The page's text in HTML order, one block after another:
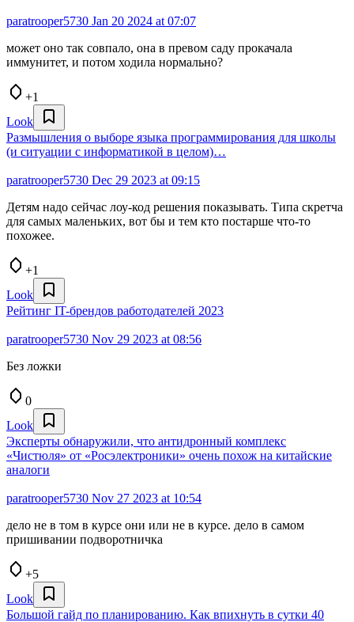
paratrooper5730 Jan 20 2024 at 07:07
может оно так совпало, она в превом саду прокачала
иммунитет, и потом ходила нормально?
+1
Look
Размышления о выборе языка программирования для школы
(и ситуации с информатикой в целом)…
paratrooper5730 Dec 29 2023 at 09:15
Детям надо сейчас лоу-код решения показывать. Типа скретча
для самых маленьких, вот бы и тем кто постарше что-то
похожее.
+1
Look
Рейтинг IT-брендов работодателей 2023
paratrooper5730 Nov 29 2023 at 08:56
Без ложки
0
Look
Эксперты обнаружили, что антидронный комплекс
«Чистюля» от «Росэлектроники» очень похож на китайские
аналоги
paratrooper5730 Nov 27 2023 at 10:54
дело не в том в курсе они или не в курсе. дело в самом
пришивании подворотничка
+5
Look
Большой гайд по планированию. Как впихнуть в сутки 40